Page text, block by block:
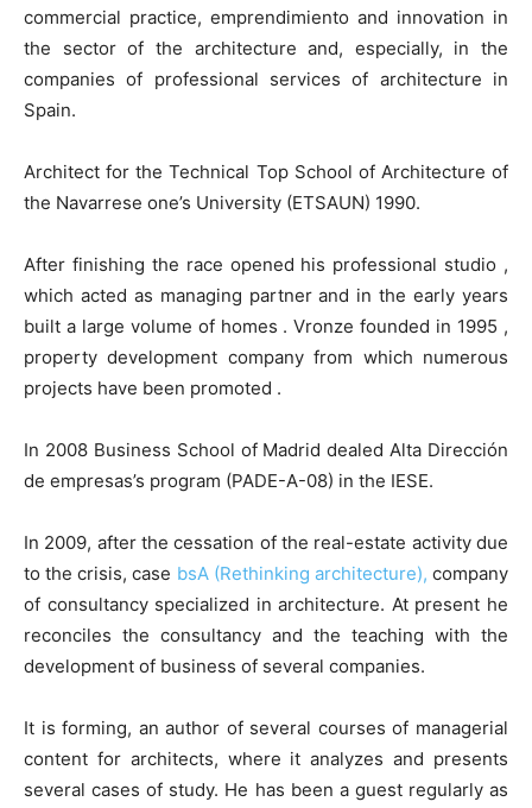
commercial practice, emprendimiento and innovation in
the sector of the architecture and, especially, in the
companies of professional services of architecture in
Spain.
Architect for the Technical Top School of Architecture of
the Navarrese one’s University (ETSAUN) 1990.
After finishing the race opened his professional studio ,
which acted as managing partner and in the early years
built a large volume of homes . Vronze founded in 1995 ,
property development company from which numerous
projects have been promoted .
In 2008 Business School of Madrid dealed Alta Dirección
de empresas’s program (PADE-A-08) in the IESE.
In 2009, after the cessation of the real-estate activity due
to the crisis, case bsA (Rethinking architecture), company
of consultancy specialized in architecture. At present he
reconciles the consultancy and the teaching with the
development of business of several companies.
It is forming, an author of several courses of managerial
content for architects, where it analyzes and presents
several cases of study. He has been a guest regularly as